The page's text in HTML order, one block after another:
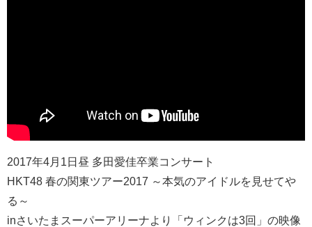
2017年4月1日昼 多田愛佳卒業コンサート
HKT48 春の関東ツアー2017 ～本気のアイドルを見せてや
る～
inさいたまスーパーアリーナより「ウィンクは3回」の映像